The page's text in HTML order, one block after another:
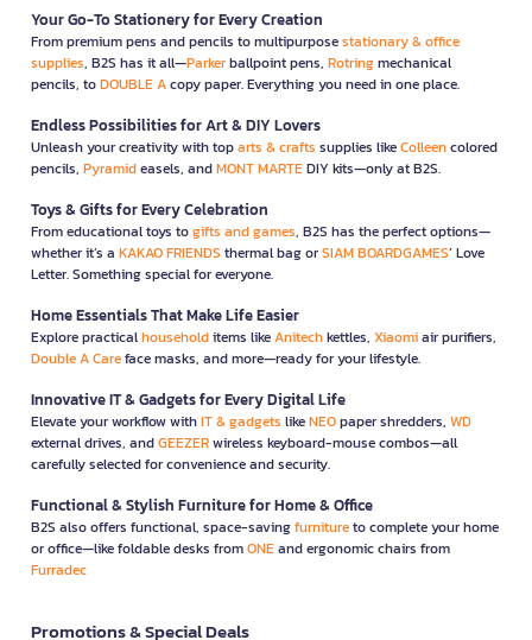
Your Go-To Stationery for Every Creation
From premium pens and pencils to multipurposestationary & office
supplies, B2S has it all—Parkerballpoint pens, Rotringmechanical
pencils, toDOUBLE Acopy paper. Everything you need in one place.
Endless Possibilities for Art & DIY Lovers
Unleash your creativity with toparts & crafts supplies likeColleencolored
pencils, Pyramideasels, andMONT MARTEDIY kits—only at B2S.
Toys & Gifts for Every Celebration
From educational toys togifts and games, B2S has the perfect options—
whether it’s a KAKAO FRIENDS thermal bag orSIAM BOARDGAMES’ Love
Letter. Something special for everyone.
Home Essentials That Make Life Easier
Explore practicalhouseholditems likeAnitechkettles, Xiaomiair purifiers,
Double A Careface masks, and more—ready for your lifestyle.
Innovative IT & Gadgets for Every Digital Life
Elevate your workflow withIT & gadgets likeNEOpaper shredders, WD
external drives, andGEEZERwireless keyboard-mouse combos—all
carefully selected for convenience and security.
Functional & Stylish Furniture for Home & Office
B2S also offers functional, space-savingfurnitureto complete your home
or office—like foldable desks fromONEand ergonomic chairs from
Furradec
Promotions & Special Deals